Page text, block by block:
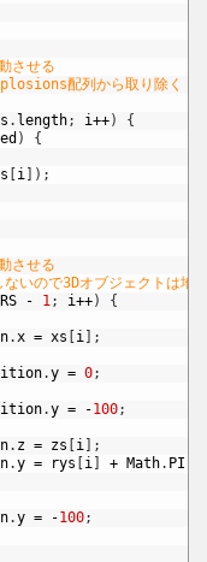
させる
配列から取り除く
. length; i++)
{
)
{
i ) ;
させる
で3Dオブジェクトは地下
- 1; i++)
{
.x = xs i
;
.y = 0;
.y = -100;
. z = zs i
;
.y = rys i + Math. PI
.y = -100;